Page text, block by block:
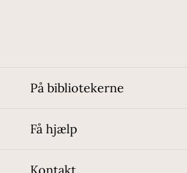
På bibliotekerne
Få hjælp